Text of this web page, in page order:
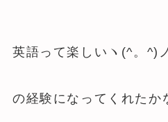
英語って楽しいヽ(^。^)
の経験になってくれたか